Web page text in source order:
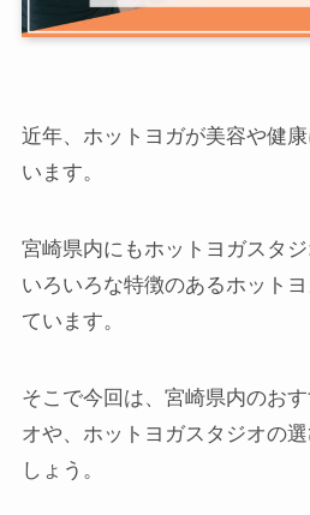
近年、ホットヨガが美容や健
います。
宮崎県内にもホットヨガスタジ
いろいろな特徴のあるホット
ています。
そこで今回は、宮崎県内のお
オや、ホットヨガスタジオの
しょう。